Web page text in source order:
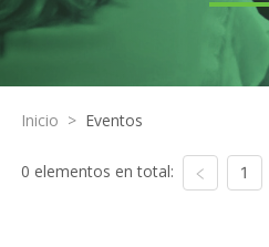
Inicio > Eventos
0 elementos en total: 1